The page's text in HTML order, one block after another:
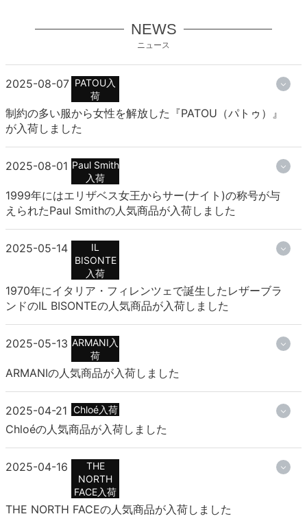
NEWS
ニュース
2025-08-07 PATOU入
荷
制約の多い服から女性を解放した『PATOU（パトゥ）』
が入荷しました
2025-08-01 Paul Smith
入荷
1999年にはエリザベス女王からサー(ナイト)の称号が与
えられたPaul Smithの人気商品が入荷しました
2025-05-14
IL
BISONTE
入荷
1970年にイタリア・フィレンツェで誕生したレザーブラ
ンドのIL BISONTEの人気商品が入荷しました
2025-05-13 ARMANI入
荷
ARMANIの人気商品が入荷しました
2025-04-21 Chloé入荷
Chloéの人気商品が入荷しました
2025-04-16
THE
NORTH
FACE入荷
THE NORTH FACEの人気商品が入荷しました